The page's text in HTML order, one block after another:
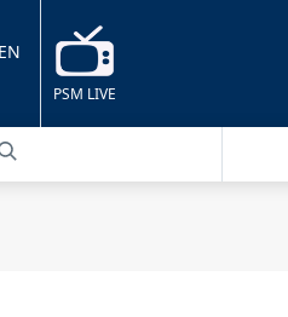
PSM LIVE
EN